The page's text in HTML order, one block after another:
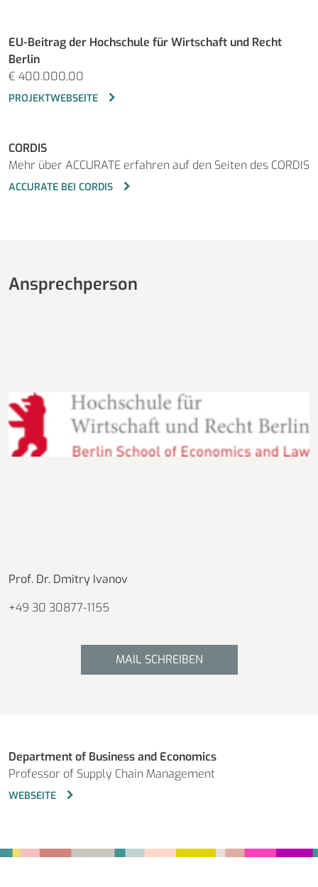
EU-Beitrag der Hochschule für Wirtschaft und Recht
Berlin
€ 400.000,00
PROJEKTWEBSEITE
CORDIS
Mehr über ACCURATE erfahren auf den Seiten des CORDIS
ACCURATE BEI CORDIS
Ansprechperson
Prof. Dr. Dmitry Ivanov
+49 30 30877-1155
MAIL SCHREIBEN
Department of Business and Economics
Professor of Supply Chain Management
WEBSEITE
Fußbereich